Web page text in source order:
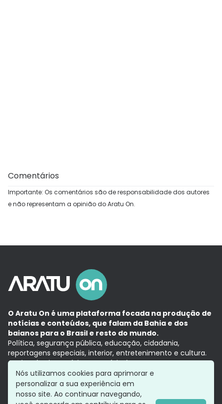
Comentários
Importante: Os comentários são de responsabilidade dos autores
e não representam a opinião do Aratu On.
O Aratu On é uma plataforma focada na produção de
notícias e conteúdos, que falam da Bahia e dos
baianos para o Brasil e resto do mundo.
Política, segurança pública, educação, cidadania,
reportagens especiais, interior, entretenimento e cultura.
Aqui, tudo vira notícia e a notícia é no tempo presente,
com a credibilidade do Grupo Aratu.
Grupo Aratu
Política de privacidade
Nós utilizamos cookies para aprimorar e
personalizar a sua experiência em
nosso site. Ao continuar navegando,